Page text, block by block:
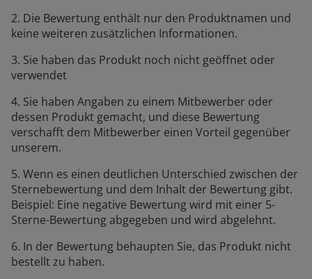
2. Die Bewertung enthält nur den Produktnamen und
keine weiteren zusätzlichen Informationen.
3. Sie haben das Produkt noch nicht geöffnet oder
verwendet
4. Sie haben Angaben zu einem Mitbewerber oder
dessen Produkt gemacht, und diese Bewertung
verschafft dem Mitbewerber einen Vorteil gegenüber
unserem.
5. Wenn es einen deutlichen Unterschied zwischen der
Sternebewertung und dem Inhalt der Bewertung gibt.
Beispiel: Eine negative Bewertung wird mit einer 5-
Sterne-Bewertung abgegeben und wird abgelehnt.
6. In der Bewertung behaupten Sie, das Produkt nicht
bestellt zu haben.